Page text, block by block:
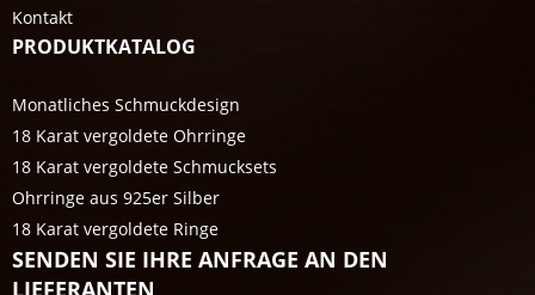
Kontakt
PRODUKTKATALOG
Monatliches Schmuckdesign
18 Karat vergoldete Ohrringe
18 Karat vergoldete Schmucksets
Ohrringe aus 925er Silber
18 Karat vergoldete Ringe
SENDEN SIE IHRE ANFRAGE AN DEN
LIEFERANTEN